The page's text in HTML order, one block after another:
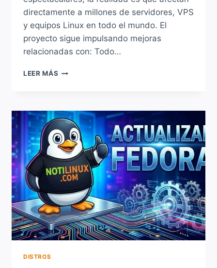
directamente a millones de servidores, VPS
y equipos Linux en todo el mundo. El
proyecto sigue impulsando mejoras
relacionadas con: Todo…
LEER MÁS DEBIAN
SEGURIDAD:
MÁS
PROTECCIÓN,
MENOS
SUPERFICIE
DE
ATAQUE
Y
FOCO
EN
HARDENING
DISTROS